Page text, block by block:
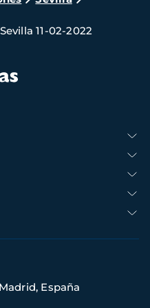
11-02-2022
España